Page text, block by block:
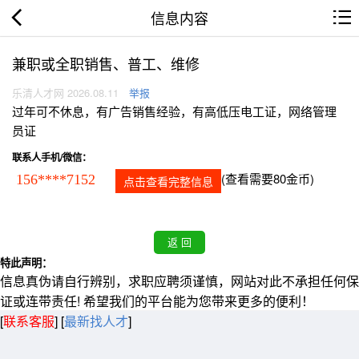
信息内容
兼职或全职销售、普工、维修
乐清人才网 2026.08.11 举报
过年可不休息，有广告销售经验，有高低压电工证，网络管理
员证
联系人手机/微信：
156****7152 点击查看完整信息 (查看需要80金币)
特此声明：
信息真伪请自行辨别，求职应聘须谨慎，网站对此不承担任何保
证或连带责任! 希望我们的平台能为您带来更多的便利！
[联系客服] [最新找人才]